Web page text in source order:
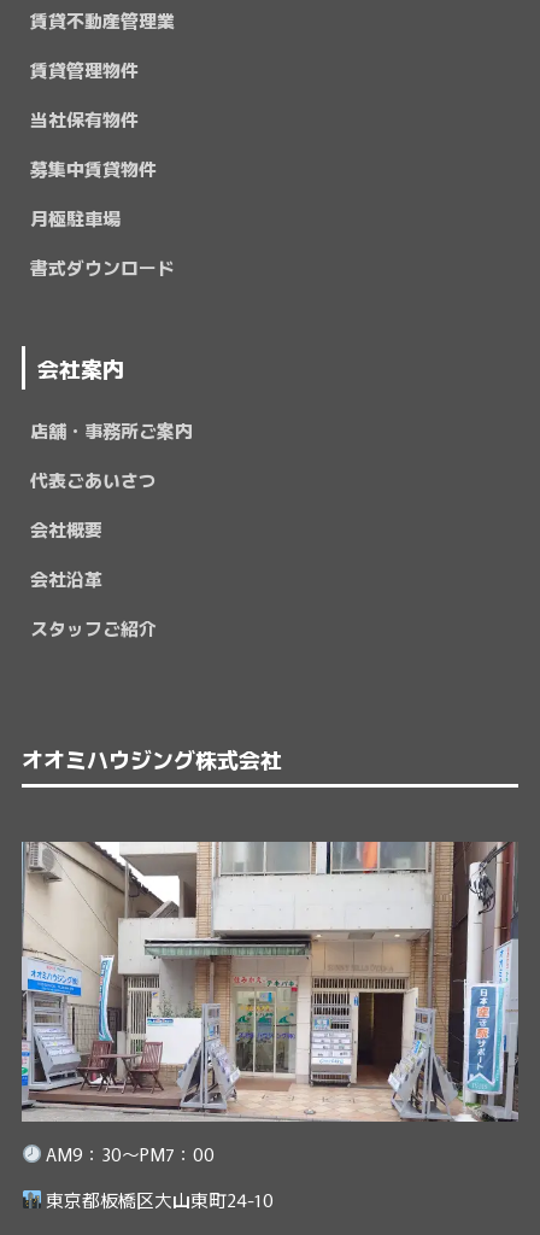
賃貸不動産管理業
賃貸管理物件
当社保有物件
募集中賃貸物件
月極駐車場
書式ダウンロード
会社案内
店舗・事務所ご案内
代表ごあいさつ
会社概要
会社沿革
スタッフご紹介
オオミハウジング株式会社
AM9：30～PM7：00
東京都板橋区大山東町24-10